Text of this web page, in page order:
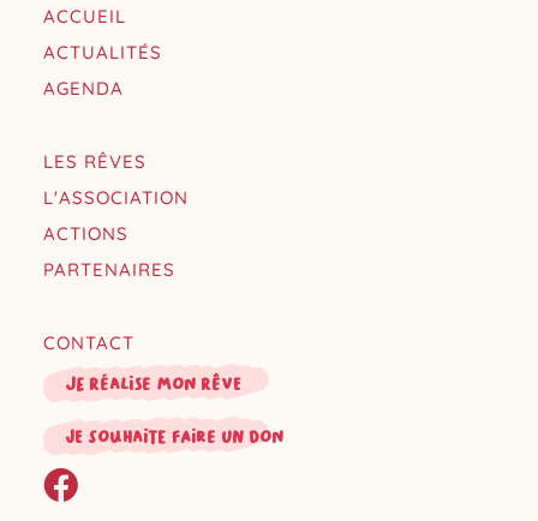
ACCUEIL
ACTUALITÉS
AGENDA
LES RÊVES
L'ASSOCIATION
ACTIONS
PARTENAIRES
CONTACT
Je réalise mon rêve
je souhaite faire un don